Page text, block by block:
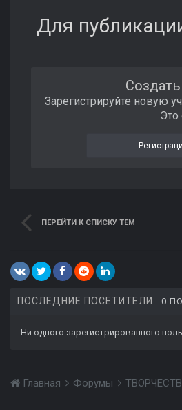
Для
Зарегистрируйте новую
Это
ПЕРЕЙТИ К СПИСКУ ТЕМ
ПОСЛЕДНИЕ ПОСЕТИТЕЛИ 0
Ни одного зарегистрированного
Главная Форумы